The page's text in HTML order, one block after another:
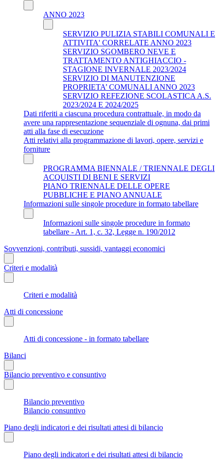
ANNO 2023
SERVIZIO PULIZIA STABILI COMUNALI E
ATTIVITA' CORRELATE ANNO 2023
SERVIZIO SGOMBERO NEVE E
TRATTAMENTO ANTIGHIACCIO -
STAGIONE INVERNALE 2023/2024
SERVIZIO DI MANUTENZIONE
PROPRIETA’ COMUNALI ANNO 2023
SERVIZIO REFEZIONE SCOLASTICA A.S.
2023/2024 E 2024/2025
Dati riferiti a ciascuna procedura contrattuale, in modo da
avere una rappresentazione sequenziale di ognuna, dai primi
atti alla fase di esecuzione
Atti relativi alla programmazione di lavori, opere, servizi e
forniture
PROGRAMMA BIENNALE / TRIENNALE DEGLI
ACQUISTI DI BENI E SERVIZI
PIANO TRIENNALE DELLE OPERE
PUBBLICHE E PIANO ANNUALE
Informazioni sulle singole procedure in formato tabellare
Informazioni sulle singole procedure in formato
tabellare - Art. 1, c. 32, Legge n. 190/2012
Sovvenzioni, contributi, sussidi, vantaggi economici
Criteri e modalità
Criteri e modalità
Atti di concessione
Atti di concessione - in formato tabellare
Bilanci
Bilancio preventivo e consuntivo
Bilancio preventivo
Bilancio consuntivo
Piano degli indicatori e dei risultati attesi di bilancio
Piano degli indicatori e dei risultati attesi di bilancio